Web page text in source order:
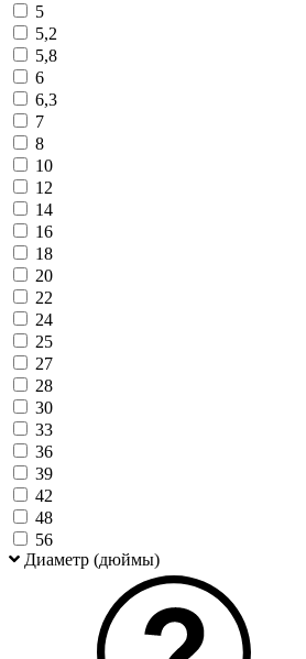
5
5,2
5,8
6
6,3
7
8
10
12
14
16
18
20
22
24
25
27
28
30
33
36
39
42
48
56
Диаметр (дюймы)